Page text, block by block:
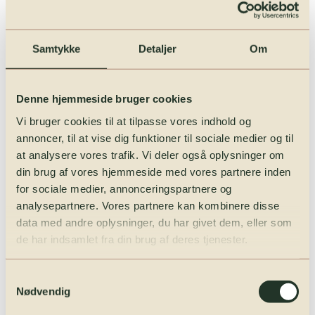
Samtykke Detaljer Om
Denne hjemmeside bruger cookies
Vi bruger cookies til at tilpasse vores indhold og
annoncer, til at vise dig funktioner til sociale medier og til
at analysere vores trafik. Vi deler også oplysninger om
din brug af vores hjemmeside med vores partnere inden
for sociale medier, annonceringspartnere og
analysepartnere. Vores partnere kan kombinere disse
data med andre oplysninger, du har givet dem, eller som
de har indsamlet fra din brug af deres tjenester.
Nødvendig
To timer ved Kreakarrusellen på biblioteket — klip, klister og
pynt din egen sørøverkreation. Billet 25 kr. via Place2Book.
Læs mere →
Fire timers syng-med-stemning og rockmusik direkte fra
havnen — kom og gå når I vil, ingen tilmelding. Restaurant
Kork serverer i nærheden.
Læs mere →
16.00
Onkel Reje & Erna Show
DR Ramasjang-favoritter live på Klostertorvet — én time med
musik, sketches og spontane indfald. Tag festivalstol med,
kom i god tid.
17.00